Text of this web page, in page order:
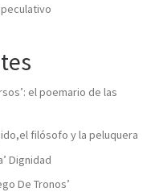
el poemario de las
filósofo y la peluquera
Dignidad
De Tronos’